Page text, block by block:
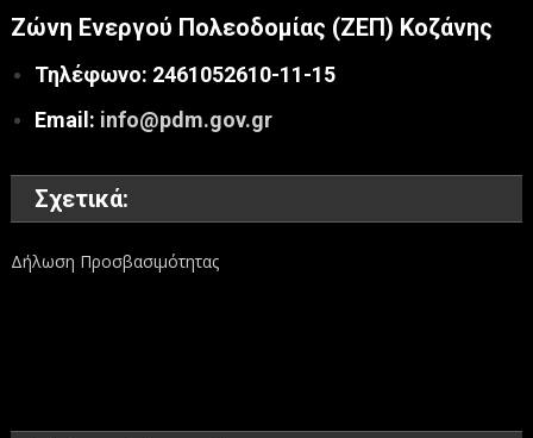
Ζώνη Ενεργού Πολεοδομίας (ΖΕΠ) Κοζάνης
Τηλέφωνο: 2461052610-11-15
Email: info@pdm.gov.gr
Σχετικά:
Δήλωση Προσβασιμότητας